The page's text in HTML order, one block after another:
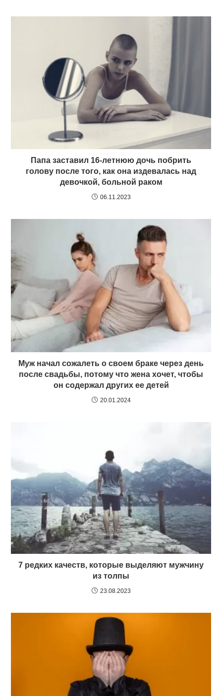
Папа заставил 16-летнюю дочь побрить
голову после того, как она издевалась над
девочкой, больной раком
06.11.2023
Муж начал сожалеть о своем браке через день
после свадьбы, потому что жена хочет, чтобы
он содержал других ее детей
20.01.2024
7 редких качеств, которые выделяют мужчину
из толпы
23.08.2023